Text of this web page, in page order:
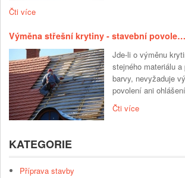
Čti více
Výměna střešní krytiny - stavební povole…
Jde-li o výměnu
stejného materiálu
barvy, nevyžaduje
povolení ani
Čti více
KATEGORIE
Příprava stavby